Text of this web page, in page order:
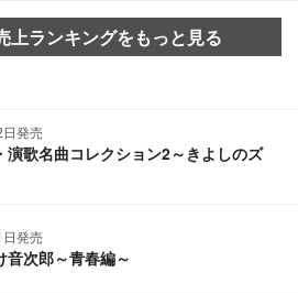
上ランキングをもっと見る
発売
演歌名曲コレクション2～きよしのズ
発売
音次郎～青春編～